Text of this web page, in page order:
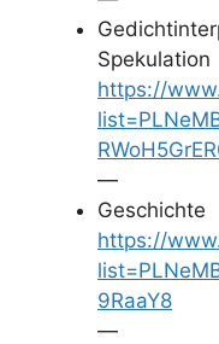
Spekulation
https://
—
Geschichte
https://
9RaaY8
—